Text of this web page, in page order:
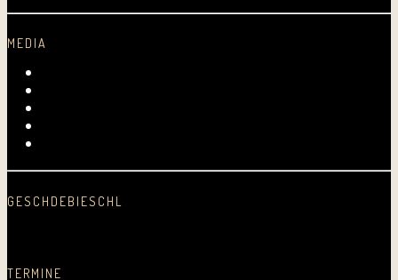
MEDIA
GESCHDEBIESCHL
TERMINE